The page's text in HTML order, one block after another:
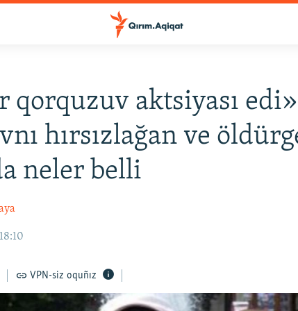
qorquzuv aktsiyası
hırsızlağan ve
neler belli
VPN-siz oquñız